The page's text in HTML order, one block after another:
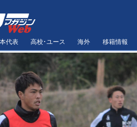
代表 高校･ユース 海外 移籍情報